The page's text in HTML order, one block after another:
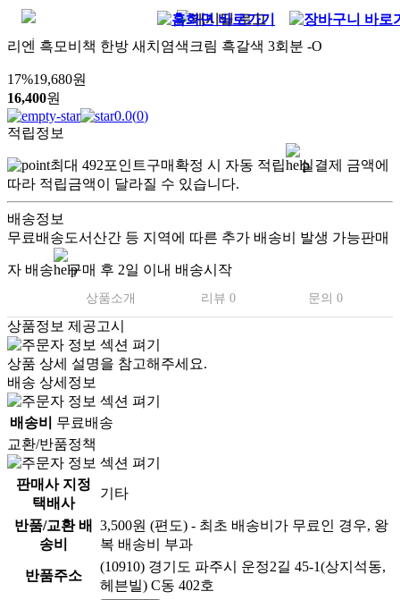
리엔 흑모비책 한방 새치염색크림 흑갈색 3회분 -O
17%19,680원
16,400원
0.0(0)
적립정보
최대 492포인트구매확정 시 자동 적립
실결제 금액에
따라 적립금액이 달라질 수 있습니다.
배송정보
무료배송도서산간 등 지역에 따른 추가 배송비 발생 가능판매
자 배송 구매 후 2일 이내 배송시작
상품소개 리뷰 0 문의 0
상품정보 제공고시
상품 상세 설명을 참고해주세요.
배송 상세정보
배송비
무료배송
교환/반품정책
판매사 지정
택배사
기타
반품/교환 배
송비
3,500원 (편도) - 최초 배송비가 무료인 경우, 왕
복 배송비 부과
반품주소
(10910) 경기도 파주시 운정2길 45-1(상지석동,
헤븐빌) C동 402호